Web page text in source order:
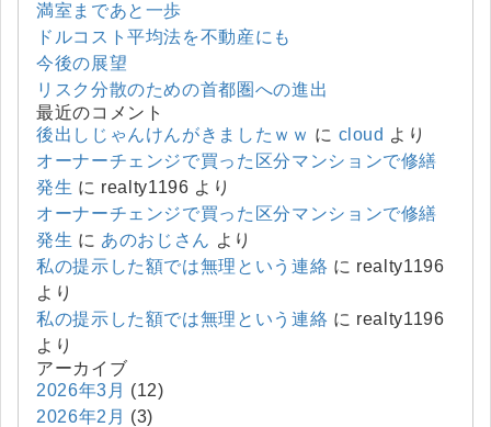
満室まであと一歩
ドルコスト平均法を不動産にも
今後の展望
リスク分散のための首都圏への進出
最近のコメント
後出しじゃんけんがきましたｗｗ に cloud より
オーナーチェンジで買った区分マンションで修繕
発生 に realty1196 より
オーナーチェンジで買った区分マンションで修繕
発生 に あのおじさん より
私の提示した額では無理という連絡 に realty1196
より
私の提示した額では無理という連絡 に realty1196
より
アーカイブ
2026年3月 (12)
2026年2月 (3)